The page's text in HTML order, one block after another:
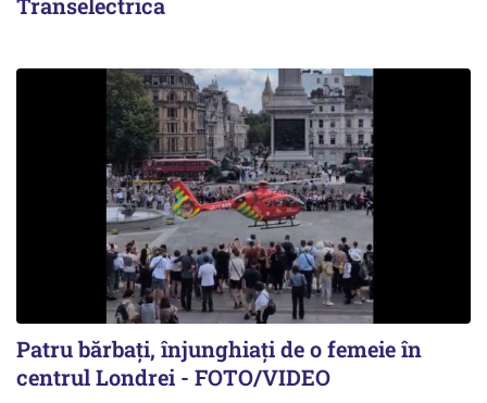
Patru bărbați, înjunghiați de o femeie în
centrul Londrei - FOTO/VIDEO